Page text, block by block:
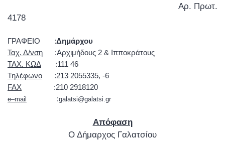
Αρ. Πρωτ.
4178
ΓΡΑΦΕΙΟ :Δημάρχου
Ταχ. Δ/νση :Aρχιμήδους 2 & Ιπποκράτους
ΤΑΧ. ΚΩΔ :111 46
Τηλέφωνο :213 2055335, -6
FAX :210 2918120
e–mail :galatsi@galatsi.gr
Απόφαση
Ο Δήμαρχος Γαλατσίου